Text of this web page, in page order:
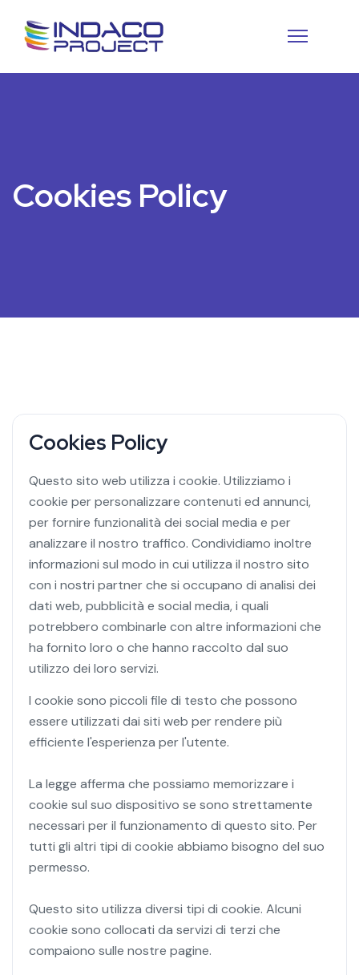
Cookies Policy
Cookies Policy
Questo sito web utilizza i cookie. Utilizziamo i
cookie per personalizzare contenuti ed annunci,
per fornire funzionalità dei social media e per
analizzare il nostro traffico. Condividiamo inoltre
informazioni sul modo in cui utilizza il nostro sito
con i nostri partner che si occupano di analisi dei
dati web, pubblicità e social media, i quali
potrebbero combinarle con altre informazioni che
ha fornito loro o che hanno raccolto dal suo
utilizzo dei loro servizi.
I cookie sono piccoli file di testo che possono
essere utilizzati dai siti web per rendere più
efficiente l'esperienza per l'utente.
La legge afferma che possiamo memorizzare i
cookie sul suo dispositivo se sono strettamente
necessari per il funzionamento di questo sito. Per
tutti gli altri tipi di cookie abbiamo bisogno del suo
permesso.
Questo sito utilizza diversi tipi di cookie. Alcuni
cookie sono collocati da servizi di terzi che
compaiono sulle nostre pagine.